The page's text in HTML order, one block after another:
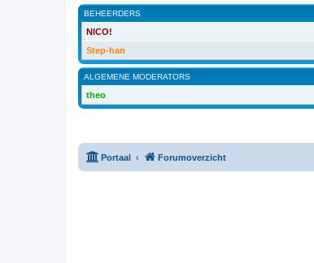
BEHEERDERS
NICO!
Step-han
ALGEMENE MODERATORS
theo
Portaal Forumoverzicht